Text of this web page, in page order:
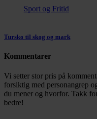
Sport og Fritid
Tursko til skog og mark
Kommentarer
Vi setter stor pris på
forsiktig med personangrep
du mener og hvorfor. Takk
bedre!